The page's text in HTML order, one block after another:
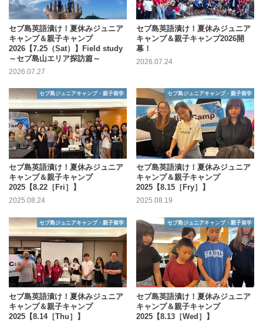
セブ島英語漬け！夏休みジュニア
キャンプ＆親子キャンプ
2026【7.25（Sat）】Field study
～セブ島山エリア探訪篇～
2026.07.27
セブ島英語漬け！夏休みジュニア
キャンプ＆親子キャンプ2026開
幕！
2026.07.24
セブ島ジュニアキャンプ・親子留学
セブ島英語漬け！夏休みジュニア
キャンプ＆親子キャンプ
2025【8.22［Fri］】
2025.08.24
セブ島ジュニアキャンプ・親子留学
セブ島英語漬け！夏休みジュニア
キャンプ＆親子キャンプ
2025【8.15［Fry］】
2025.08.19
セブ島ジュニアキャンプ・親子留学
セブ島英語漬け！夏休みジュニア
キャンプ＆親子キャンプ
2025【8.14［Thu］】
セブ島ジュニアキャンプ・親子留学
セブ島英語漬け！夏休みジュニア
キャンプ＆親子キャンプ
2025【8.13［Wed］】